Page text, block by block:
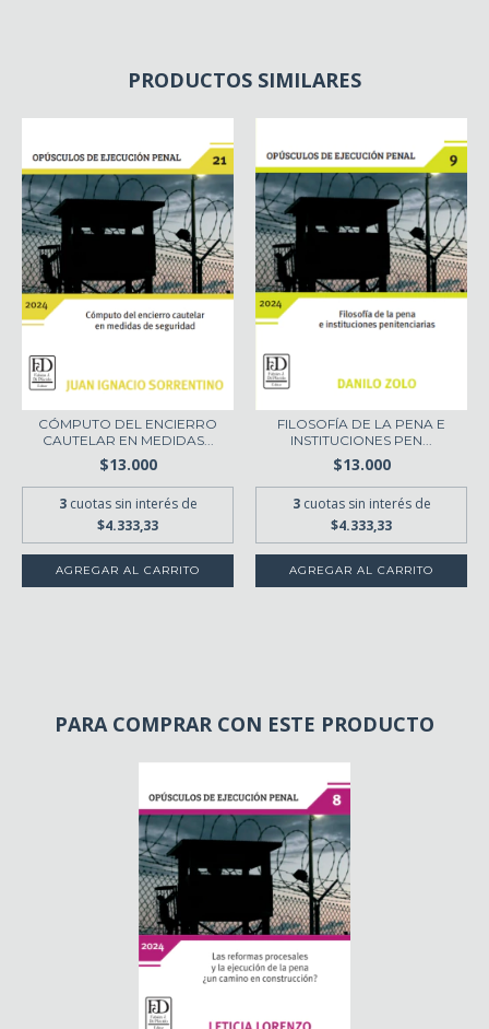
PRODUCTOS SIMILARES
CÓMPUTO DEL ENCIERRO
CAUTELAR EN MEDIDAS...
$13.000
3 cuotas sin interés de
$4.333,33
FILOSOFÍA DE LA PENA E
INSTITUCIONES PEN...
$13.000
3 cuotas sin interés de
$4.333,33
PARA COMPRAR CON ESTE PRODUCTO